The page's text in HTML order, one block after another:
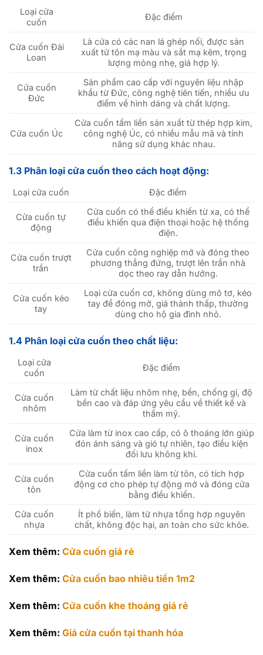
Loại cửa
cuốn
Đặc điểm
Cửa cuốn Đài
Loan
Là cửa có các nan lá ghép nối, được sản
xuất từ tôn mạ màu và sắt mạ kẽm, trọng
lượng mỏng nhẹ, giá hợp lý.
Cửa cuốn
Đức
Sản phẩm cao cấp với nguyên liệu nhập
khẩu từ Đức, công nghệ tiên tiến, nhiều ưu
điểm về hình dáng và chất lượng.
Cửa cuốn Úc
Cửa cuốn tấm liền sản xuất từ thép hợp kim,
công nghệ Úc, có nhiều mẫu mã và tính
năng sử dụng khác nhau.
1.3 Phân loại cửa cuốn theo cách hoạt động:
Loại cửa cuốn Đặc điểm
Cửa cuốn tự
động
Cửa cuốn có thể điều khiển từ xa, có thể
điều khiển qua điện thoại hoặc hệ thống
điện.
Cửa cuốn trượt
trần
Cửa cuốn công nghiệp mở và đóng theo
phương thẳng đứng, trượt lên trần nhà
dọc theo ray dẫn hướng.
Cửa cuốn kéo
tay
Loại cửa cuốn cơ, không dùng mô tơ, kéo
tay để đóng mở, giá thành thấp, thường
dùng cho hộ gia đình nhỏ.
1.4 Phân loại cửa cuốn theo chất liệu:
Loại cửa
cuốn
Đặc điểm
Cửa cuốn
nhôm
Làm từ chất liệu nhôm nhẹ, bền, chống gỉ, độ
bền cao và đáp ứng yêu cầu về thiết kế và
thẩm mỹ.
Cửa cuốn
inox
Cửa làm từ inox cao cấp, có ô thoáng lớn giúp
đón ánh sáng và gió tự nhiên, tạo điều kiện
đối lưu không khí.
Cửa cuốn
tôn
Cửa cuốn tấm liền làm từ tôn, có tích hợp
động cơ cho phép tự động mở và đóng cửa
bằng điều khiển.
Cửa cuốn
nhựa
Ít phổ biến, làm từ nhựa tổng hợp nguyên
chất, không độc hại, an toàn cho sức khỏe.
Xem thêm: Cửa cuốn giá rẻ
Xem thêm: Cửa cuốn bao nhiêu tiền 1m2
Xem thêm: Cửa cuốn khe thoáng giá rẻ
Xem thêm: Giá cửa cuốn tại thanh hóa